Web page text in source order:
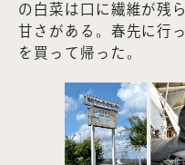
の白菜は口に繊維が残
甘さがある。春先に行
を買って帰った。